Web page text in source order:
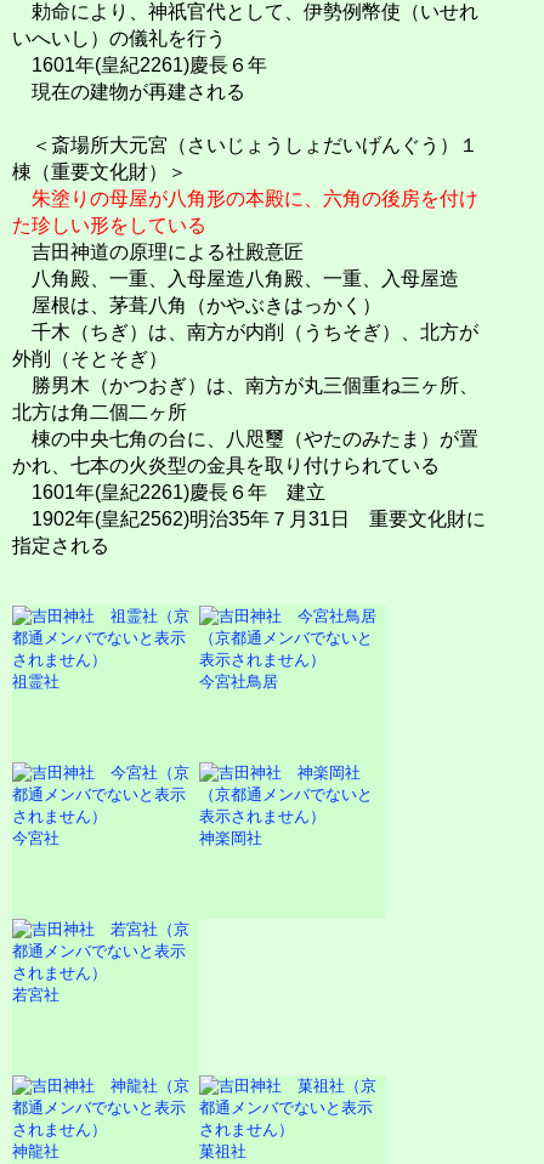
勅命により、神祇官代として、伊勢例幣使（いせれ
いへいし）の儀礼を行う
1601年(皇紀2261)慶長６年
現在の建物が再建される
＜斎場所大元宮（さいじょうしょだいげんぐう）１
棟（重要文化財）＞
朱塗りの母屋が八角形の本殿に、六角の後房を付け
た珍しい形をしている
吉田神道の原理による社殿意匠
八角殿、一重、入母屋造八角殿、一重、入母屋造
屋根は、茅葺八角（かやぶきはっかく）
千木（ちぎ）は、南方が内削（うちそぎ）、北方が
外削（そとそぎ）
勝男木（かつおぎ）は、南方が丸三個重ね三ヶ所、
北方は角二個二ヶ所
棟の中央七角の台に、八咫璽（やたのみたま）が置
かれ、七本の火炎型の金具を取り付けられている
1601年(皇紀2261)慶長６年 建立
1902年(皇紀2562)明治35年７月31日 重要文化財に
指定される
祖霊社 今宮社鳥居
今宮社 神楽岡社
若宮社
神龍社 菓祖社